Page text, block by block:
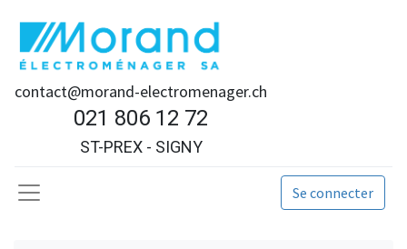
contact@morand-electromenager.ch
021 806 12 72
ST-PREX - SIGNY
Se connecter